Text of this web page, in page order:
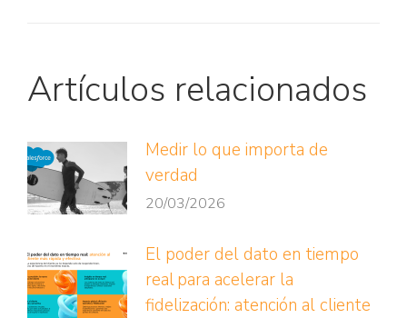
Artículos relacionados
Medir lo que importa de
verdad
20/03/2026
El poder del dato en tiempo
real para acelerar la
fidelización: atención al cliente